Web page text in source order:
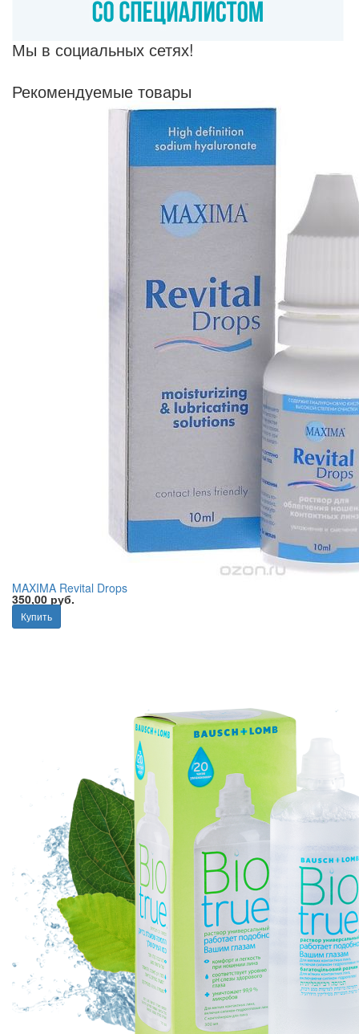
Мы в социальных сетях!
Рекомендуемые товары
MAXIMA Revital Drops
350,00 руб.
Купить